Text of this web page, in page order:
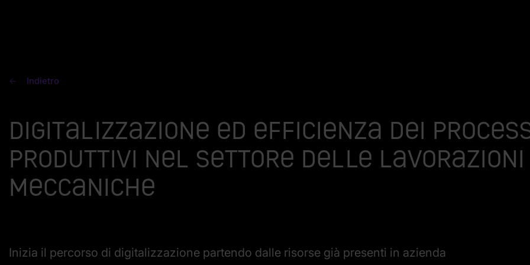
Indietro
Digitalizzazione ed efficienza dei
produttivi nel settore delle lavorazioni
meccaniche
Inizia il percorso di digitalizzazione partendo dalle risorse già presenti in azienda